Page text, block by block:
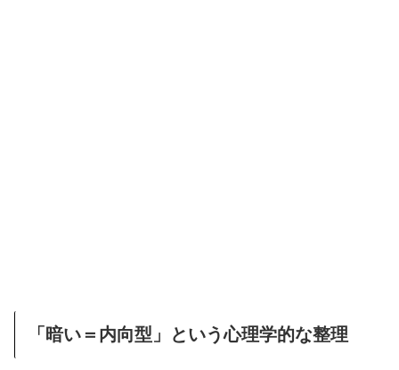
「暗い＝内向型」という心理学的な整理